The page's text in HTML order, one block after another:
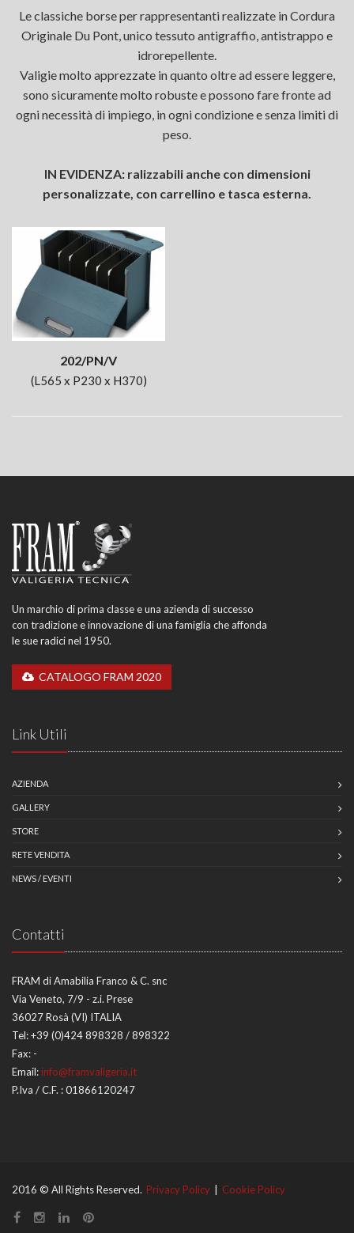
Le classiche borse per rappresentanti realizzate in Cordura
Originale Du Pont, unico tessuto antigraffio, antistrappo e
idrorepellente.
Valigie molto apprezzate in quanto oltre ad essere leggere,
sono sicuramente molto robuste e possono fare fronte ad
ogni necessità di impiego, in ogni condizione e senza limiti di
peso.
IN EVIDENZA: ralizzabili anche con dimensioni
personalizzate, con carrellino e tasca esterna.
202/PN/V
(L565 x P230 x H370)
Un marchio di prima classe e una azienda di successo
con tradizione e innovazione di una famiglia che affonda
le sue radici nel 1950.
CATALOGO FRAM 2020
Link Utili
AZIENDA
GALLERY
STORE
RETE VENDITA
NEWS / EVENTI
Contatti
FRAM di Amabilia Franco & C. snc
Via Veneto, 7/9 - z.i. Prese
36027 Rosà (VI) ITALIA
Tel:+39 (0)424 898328 / 898322
Fax: -
Email:info@framvaligeria.it
P.Iva / C.F. : 01866120247
2016 © All Rights Reserved. Privacy Policy Cookie Policy